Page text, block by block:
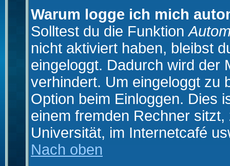
Warum logge ich mich
Solltest du die Funktion
nicht aktiviert haben, bleibst
eingeloggt. Dadurch wird der
verhindert. Um eingeloggt zu
Option beim Einloggen. Dies
einem fremden Rechner
Universität, im Internetcafé
Nach oben